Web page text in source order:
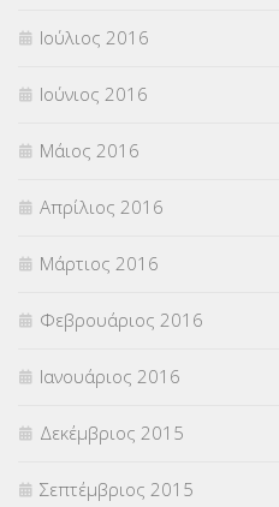
Ιούλιος 2016
Ιούνιος 2016
Μάιος 2016
Απρίλιος 2016
Μάρτιος 2016
Φεβρουάριος 2016
Ιανουάριος 2016
Δεκέμβριος 2015
Σεπτέμβριος 2015